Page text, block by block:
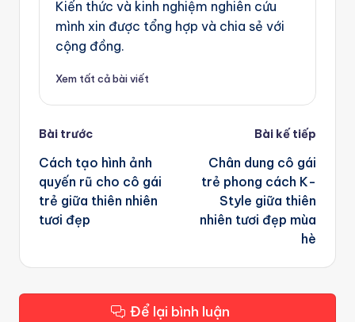
Kiến thức và kinh nghiệm nghiên cứu
mình xin được tổng hợp và chia sẻ với
cộng đồng.
Xem tất cả bài viết
Post
navigation
Bài trước
Cách tạo hình ảnh
quyến rũ cho cô gái
trẻ giữa thiên nhiên
tươi đẹp
Bài kế tiếp
Chân dung cô gái
trẻ phong cách K-
Style giữa thiên
nhiên tươi đẹp mùa
hè
Để lại bình luận